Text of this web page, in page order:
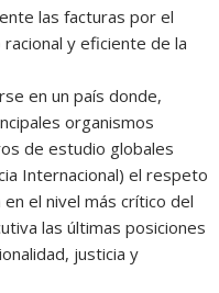
las facturas por el
y eficiente de la
en un país donde,
organismos
de estudio globales
Internacional) el respeto
el nivel más crítico del
las últimas posiciones
justicia y